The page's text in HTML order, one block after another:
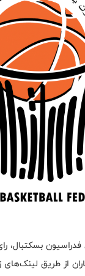
فدراسیون
از طریق